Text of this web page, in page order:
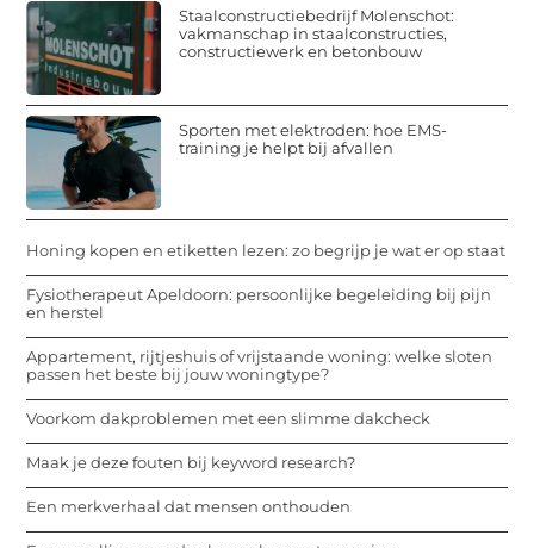
Staalconstructiebedrijf Molenschot:
vakmanschap in staalconstructies,
constructiewerk en betonbouw
Sporten met elektroden: hoe EMS-
training je helpt bij afvallen
Honing kopen en etiketten lezen: zo begrijp je wat er op staat
Fysiotherapeut Apeldoorn: persoonlijke begeleiding bij pijn
en herstel
Appartement, rijtjeshuis of vrijstaande woning: welke sloten
passen het beste bij jouw woningtype?
Voorkom dakproblemen met een slimme dakcheck
Maak je deze fouten bij keyword research?
Een merkverhaal dat mensen onthouden